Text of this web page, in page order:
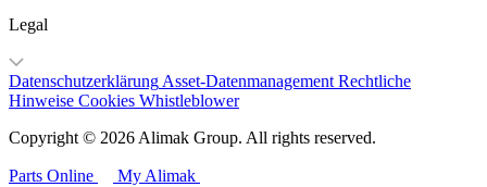
Legal
DatenschutzerklärungAsset-Datenmanagement Rechtliche
Hinweise Cookies Whistleblower
Copyright © 2026 Alimak Group. All rights reserved.
Parts Online My Alimak